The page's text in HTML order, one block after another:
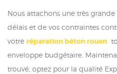
Nous attachons une très
délais et de vos contraintes
votre réparation béton rouen
enveloppe budgétaire.
trouvé, optez pour la qualité